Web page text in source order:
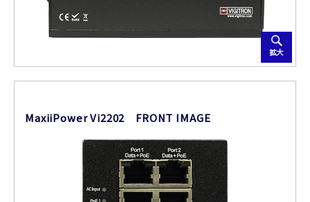
拡大
MaxiiPower Vi2202 FRONT IMAGE